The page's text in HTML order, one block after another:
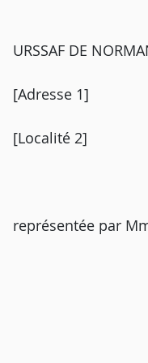
URSSAF DE
[Adresse 1]
[Localité 2]
représentée par